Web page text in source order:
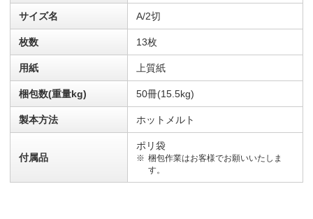
サイズ名 A/2切
枚数 13枚
用紙 上質紙
梱包数(重量kg) 50冊(15.5kg)
製本方法 ホットメルト
付属品
ポリ袋
梱包作業はお客様でお願いいたしま
す。